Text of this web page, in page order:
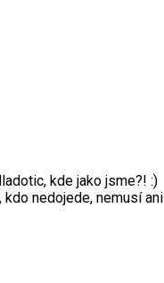
kde jako jsme?! :)
nedojede, nemusí ani